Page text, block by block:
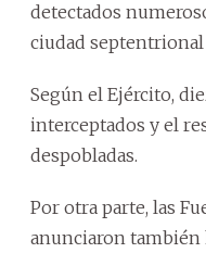
detectados
ciudad septentrional
Según el Ejército,
interceptados y el
despobladas.
Por otra parte, las
anunciaron también